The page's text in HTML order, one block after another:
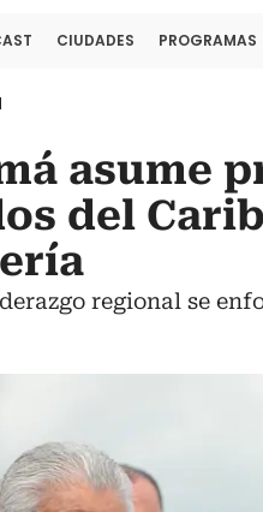
CIUDADES PROGRAMAS
asume
del
regional se